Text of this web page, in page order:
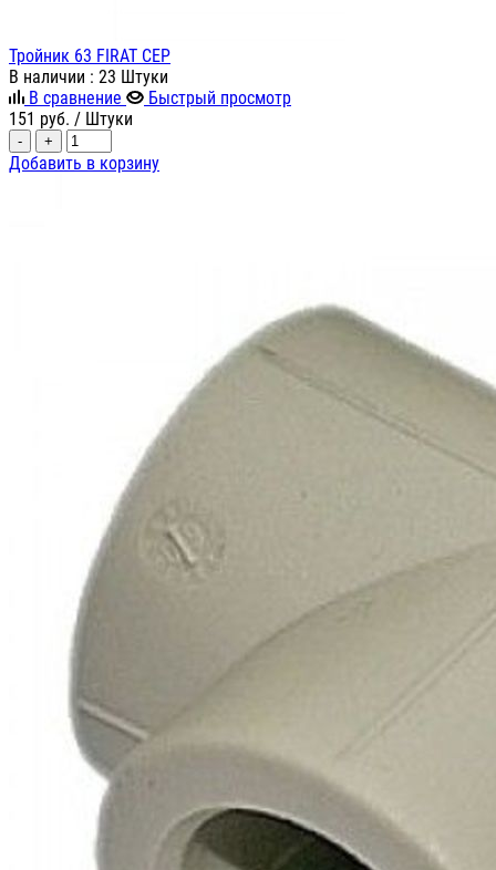
Тройник 63 FIRAT СЕР
В наличии : 23 Штуки
В сравнение
Быстрый просмотр
151 руб. / Штуки
- +
Добавить в корзину